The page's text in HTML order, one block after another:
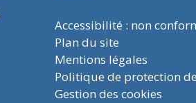
Accessibilité : non
Plan du site
Mentions légales
Politique de protection
Gestion des cookies